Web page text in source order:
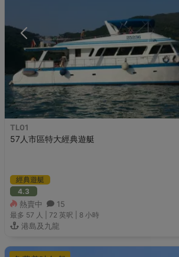
TL01
57人市區特大經典遊艇
經典遊艇
4.3
熱賣中 15
最多 57 人 | 72 英呎 8 小時
港島及九龍